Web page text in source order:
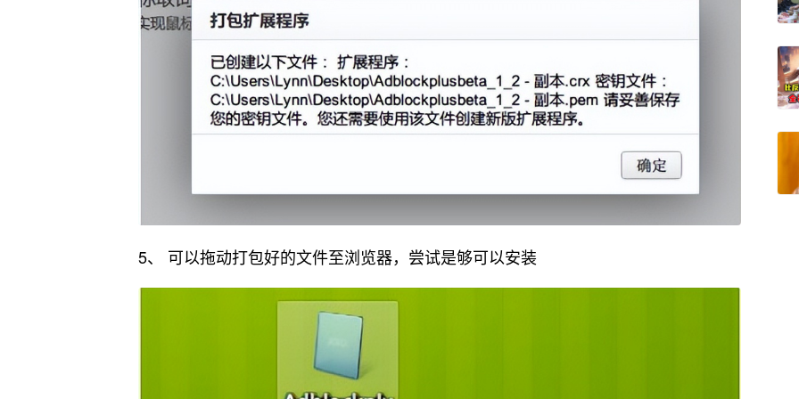
5、 可以拖动打包好的文件至浏览器，尝试是够可以安装